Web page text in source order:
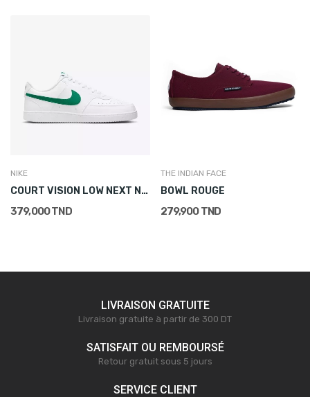
NIKE
COURT VISION LOW NEXT NATURE
379,000 TND
THE INDIAN FACE
BOWL ROUGE
279,900 TND
LIVRAISON GRATUITE
Livraison gratuite à partir de 300 DT
SATISFAIT OU REMBOURSÉ
Retour gratuit sous 5 jours
SERVICE CLIENT